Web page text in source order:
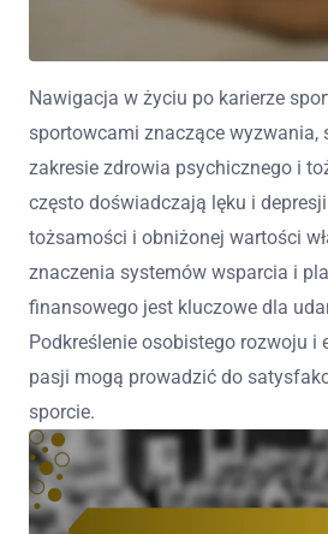
Nawigacja w życiu po karierze
sportowcami znaczące wyzwania,
zakresie zdrowia psychicznego i
często doświadczają lęku i
tożsamości i obniżonej wartości
znaczenia systemów wsparcia i
finansowego jest kluczowe dla
Podkreślenie osobistego rozwoju i
pasji mogą prowadzić do
sporcie.